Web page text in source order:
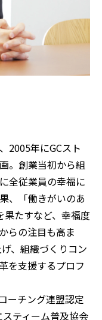
2005年にGCスト
。創業当初から組
全従業員の幸福に
、「働きがいのあ
果たすなど、幸福度
らの注目も高ま
、組織づくりコン
を支援するプロフ
ーチング連盟認定
ティーム普及協会